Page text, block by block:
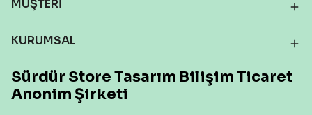
MÜŞTERİ
KURUMSAL
Sürdür Store Tasarım Bilişim Ticaret
Anonim Şirketi